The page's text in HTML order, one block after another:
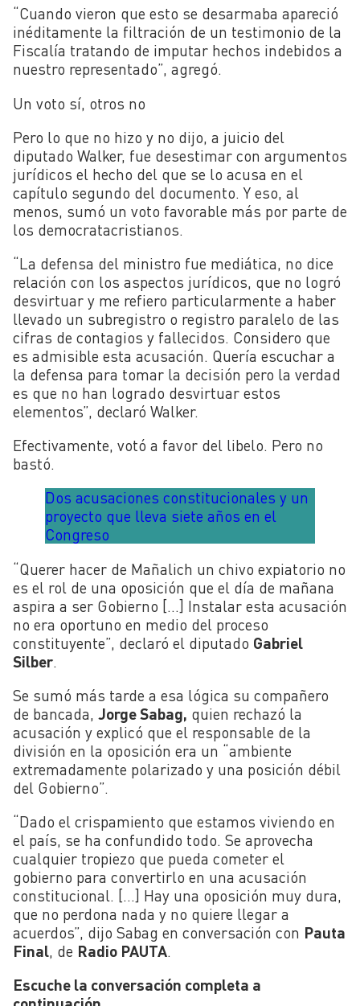
“Cuando vieron que esto se desarmaba apareció
inéditamente la filtración de un testimonio de la
Fiscalía tratando de imputar hechos indebidos a
nuestro representado”, agregó.
Un voto sí, otros no
Pero lo que no hizo y no dijo, a juicio del
diputado Walker, fue desestimar con argumentos
jurídicos el hecho del que se lo acusa en el
capítulo segundo del documento. Y eso, al
menos, sumó un voto favorable más por parte de
los democratacristianos.
“La defensa del ministro fue mediática, no dice
relación con los aspectos jurídicos, que no logró
desvirtuar y me refiero particularmente a haber
llevado un subregistro o registro paralelo de las
cifras de contagios y fallecidos. Considero que
es admisible esta acusación. Quería escuchar a
la defensa para tomar la decisión pero la verdad
es que no han logrado desvirtuar estos
elementos”, declaró Walker.
Efectivamente, votó a favor del libelo. Pero no
bastó.
Dos acusaciones constitucionales y un
proyecto que lleva siete años en el
Congreso
“Querer hacer de Mañalich un chivo expiatorio no
es el rol de una oposición que el día de mañana
aspira a ser Gobierno […] Instalar esta acusación
no era oportuno en medio del proceso
constituyente”, declaró el diputado Gabriel
Silber
Se sumó más tarde a esa lógica su compañero
de bancada, Jorge Sabag, quien rechazó la
acusación y explicó que el responsable de la
división en la oposición era un “ambiente
extremadamente polarizado y una posición débil
del Gobierno”.
“Dado el crispamiento que estamos viviendo en
el país, se ha confundido todo. Se aprovecha
cualquier tropiezo que pueda cometer el
gobierno para convertirlo en una acusación
constitucional. […] Hay una oposición muy dura,
que no perdona nada y no quiere llegar a
acuerdos”, dijo Sabag en conversación con Pauta
Final, de Radio PAUTA.
Escuche la conversación completa a